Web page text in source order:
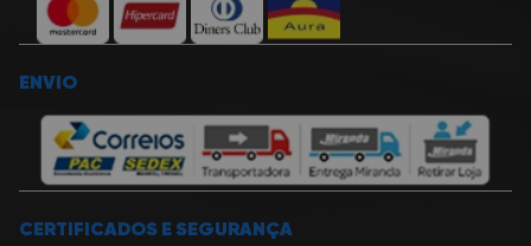
ENVIO
CERTIFICADOS E SEGURANÇA